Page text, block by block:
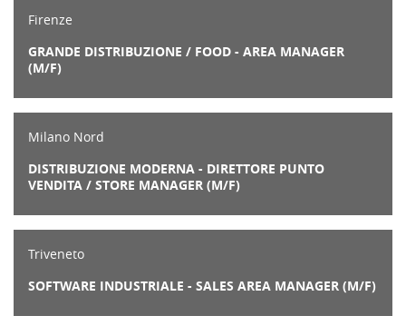
Firenze
GRANDE DISTRIBUZIONE / FOOD - AREA MANAGER
(M/F)
Milano Nord
DISTRIBUZIONE MODERNA - DIRETTORE PUNTO
VENDITA / STORE MANAGER (M/F)
Triveneto
SOFTWARE INDUSTRIALE - SALES AREA MANAGER (M/F)